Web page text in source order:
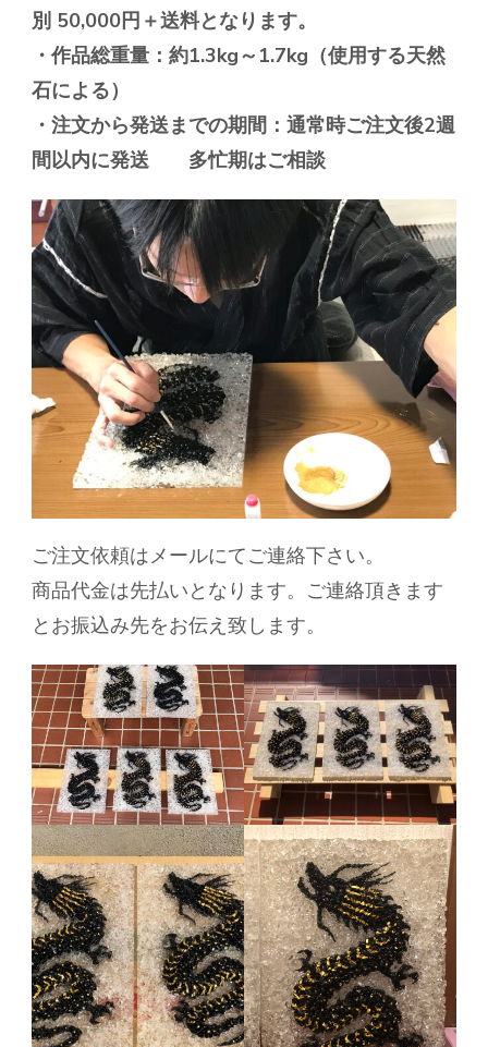
別 50,000円＋送料となります。
・作品総重量：約1.3kg～1.7kg（使用する天然
石による）
・注文から発送までの期間：通常時ご注文後2週
間以内に発送 多忙期はご相談
ご注文依頼はメールにてご連絡下さい。
商品代金は先払いとなります。ご連絡頂きます
とお振込み先をお伝え致します。